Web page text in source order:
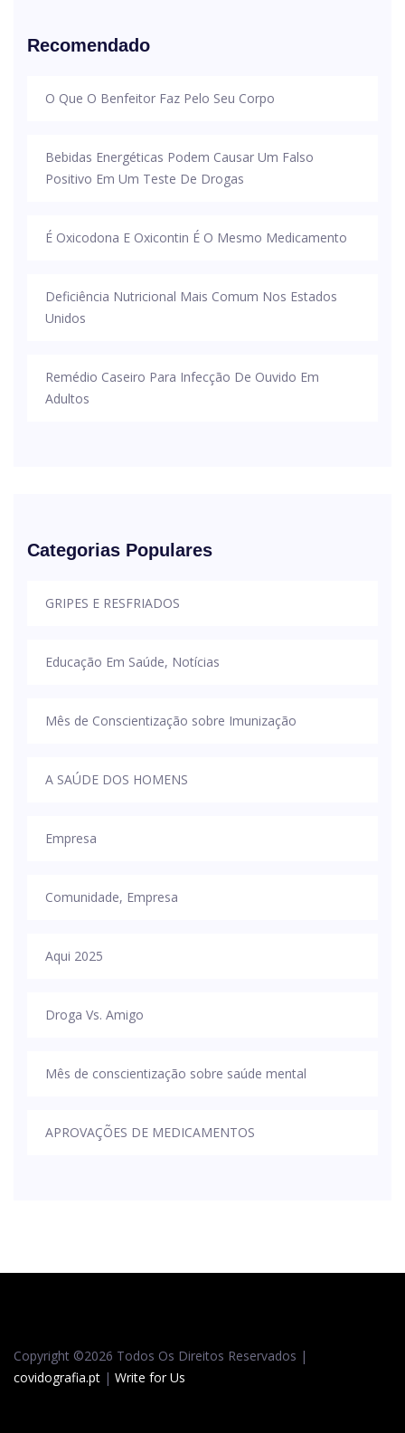
Recomendado
O Que O Benfeitor Faz Pelo Seu Corpo
Bebidas Energéticas Podem Causar Um Falso
Positivo Em Um Teste De Drogas
É Oxicodona E Oxicontin É O Mesmo Medicamento
Deficiência Nutricional Mais Comum Nos Estados
Unidos
Remédio Caseiro Para Infecção De Ouvido Em
Adultos
Categorias Populares
GRIPES E RESFRIADOS
Educação Em Saúde, Notícias
Mês de Conscientização sobre Imunização
A SAÚDE DOS HOMENS
Empresa
Comunidade, Empresa
Aqui 2025
Droga Vs. Amigo
Mês de conscientização sobre saúde mental
APROVAÇÕES DE MEDICAMENTOS
Copyright ©2026 Todos Os Direitos Reservados |
covidografia.pt | Write for Us